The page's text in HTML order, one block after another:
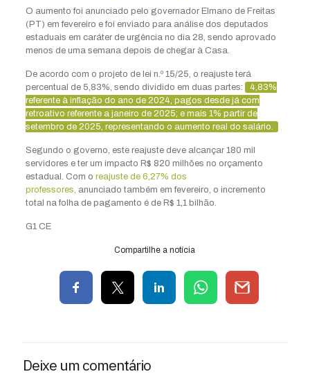
O aumento foi anunciado pelo governador Elmano de Freitas
(PT) em fevereiro e foi enviado para análise dos deputados
estaduais em caráter de urgência no dia 28, sendo aprovado
menos de uma semana depois de chegar à Casa.
De acordo com o projeto de lei n.º 15/25, o reajuste terá
percentual de 5,83%, sendo dividido em duas partes:
4,83%
referente à inflação do ano de 2024, pagos desde já com
retroativo referente a janeiro de 2025; e mais 1% partir de
setembro de 2025, representando o aumento real do salário.
Segundo o governo, este reajuste deve alcançar 180 mil
servidores e ter um impacto R$ 820 milhões no orçamento
estadual. Com o reajuste de 6,27% dos
professores, anunciado também em fevereiro, o incremento
total na folha de pagamento é de R$ 1,1 bilhão.
G1 CE
Compartilhe a notícia
Deixe um comentário